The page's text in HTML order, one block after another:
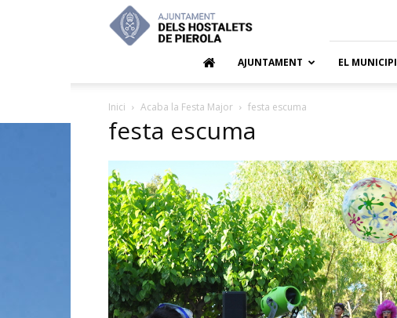
Hostalets
de
AJUNTAMENT EL MUNICIPI
Inici Acaba la Festa Major festa escuma
festa escuma